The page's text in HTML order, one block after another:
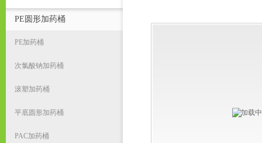
PE圆形加药桶
PE加药桶
次氯酸钠加药桶
滚塑加药桶
平底圆形加药桶
PAC加药桶